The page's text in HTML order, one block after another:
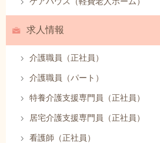
求人情報
介護職員（正社員）
介護職員（パート）
特養介護支援専門員（正社員）
居宅介護支援専門員（正社員）
看護師（正社員）